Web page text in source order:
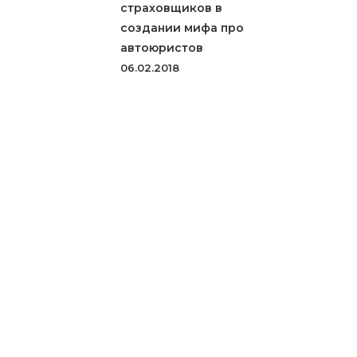
страховщиков в
создании мифа про
автоюристов
06.02.2018